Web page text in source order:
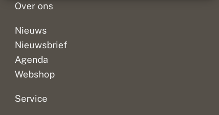
Over ons
Nieuws
Nieuwsbrief
Agenda
Webshop
Service